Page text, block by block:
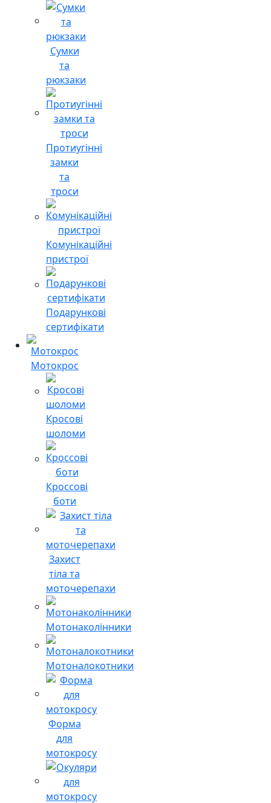
Сумки
та
рюкзаки
Протиугінні
замки
та
троси
Комунікаційні
пристрої
Подарункові
сертифікати
Мотокрос
Кросові
шоломи
Кроссові
боти
Захист
тіла та
моточерепахи
Мотонаколінники
Мотоналокотники
Форма
для
мотокросу